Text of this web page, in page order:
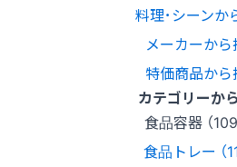
料理･シーンか
メーカーから
特価商品から
カテゴリーか
食品容器 （
食品トレー （